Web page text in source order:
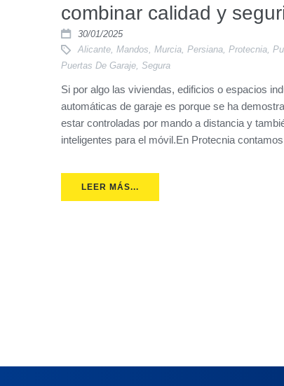
combinar calidad y
30/01/2025
Alicante, Mandos, Murcia, Persiana, Protecnia,
Puertas De Garaje Segura
Si por algo las viviendas, edificios o espacios
automáticas de garaje es porque se ha
estar controladas por mando a distancia y
inteligentes para el móvil.En Protecnia
LEER MÁS...